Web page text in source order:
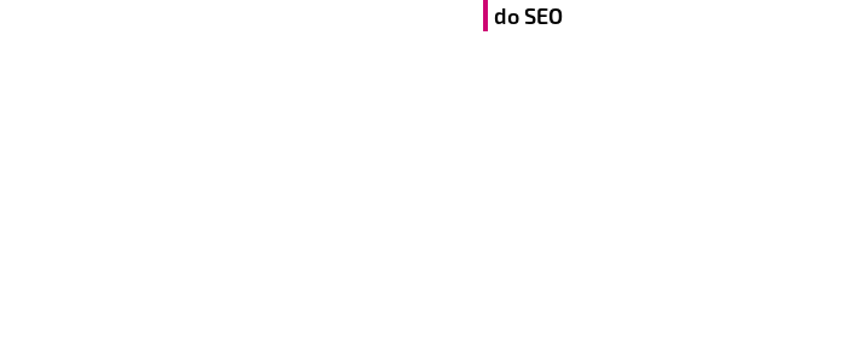
do SEO